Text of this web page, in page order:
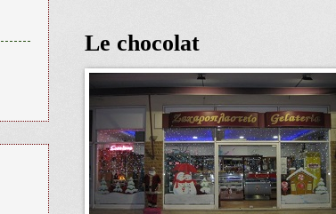
Le chocolat